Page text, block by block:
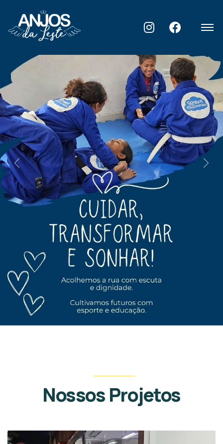
Previous
Nossos Projetos